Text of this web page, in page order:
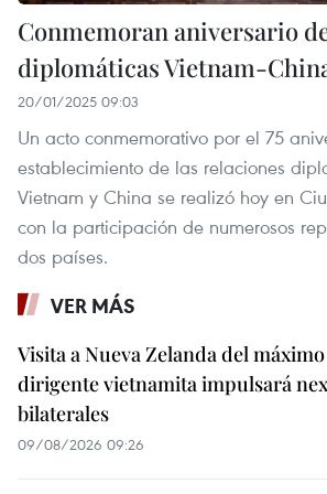
Conmemoran aniversario
diplomáticas Vietnam-
20/01/2025 09:03
Un acto conmemorativo por el 75
establecimiento de las relaciones
Vietnam y China se realizó hoy en
con la participación de numerosos
dos países.
VER MÁS
Visita a Nueva Zelanda del máximo
dirigente vietnamita impulsará
bilaterales
09/08/2026 09:26